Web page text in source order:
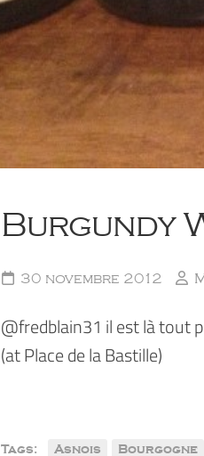
Burgundy
30 novembre 2012
@fredblain31 il est là tout
(at Place de la Bastille)
Tags: Asnois Bourgogne